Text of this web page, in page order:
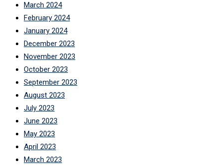
March 2024
February 2024
January 2024
December 2023
November 2023
October 2023
September 2023
August 2023
July 2023
June 2023
May 2023
April 2023
March 2023